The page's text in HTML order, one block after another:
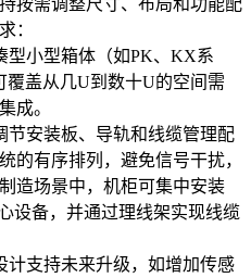
按需调整尺寸、布局和功能配
：
小型箱体（如PK、KX系
盖从几U到数十U的空间需
成。
安装板、导轨和线缆管理配
的有序排列，避免信号干扰，
造场景中，机柜可集中安装
设备，并通过理线架实现线缆
支持未来升级，如增加传感